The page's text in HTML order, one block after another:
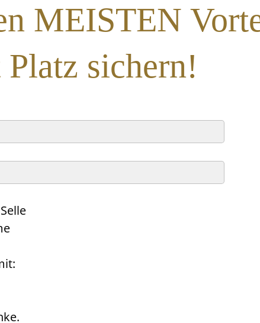
MEISTEN
Platz sichern!